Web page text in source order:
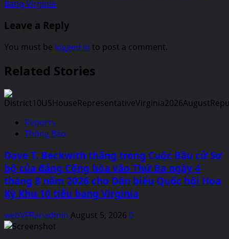
Bang Virginia
Leave a Reply
You must be logged in to post a comment.
Related Stories
Reports
Thông Báo
Dave T. Beckwith thắng trong Cuộc Bầu cử Sơ
bộ của đảng Cộng hòa vào Thứ Ba ngày 4
tháng 8 năm 2026 cho Dân biểu Quốc hội Hoa
Kỳ Khu 10 tiểu bang Virginia
webVFRanadmin August 5, 2026 0